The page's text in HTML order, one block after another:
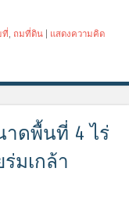
ที่ ถมที่ดิน | แสดงความคิด
ดพื้นที่ 4 ไร่
มเกล้า